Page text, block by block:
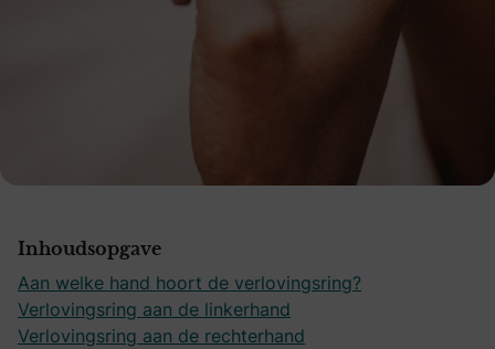
Inhoudsopgave
Aan welke hand hoort de verlovingsring?
Verlovingsring aan de linkerhand
Verlovingsring aan de rechterhand